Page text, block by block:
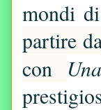
mondi
partire
con